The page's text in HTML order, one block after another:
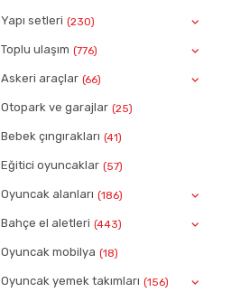
Yapı setleri (230)
Toplu ulaşım (776)
Askeri araçlar (66)
Otopark ve garajlar (25)
Bebek çıngırakları (41)
Eğitici oyuncaklar (57)
Oyuncak alanları (186)
Bahçe el aletleri (443)
Oyuncak mobilya (18)
Oyuncak yemek takımları (156)